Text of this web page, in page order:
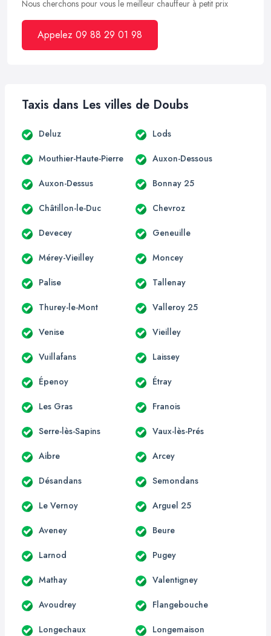
Nous cherchons pour vous le meilleur chauffeur à petit prix
Appelez 09 88 29 01 98
Taxis dans Les villes de Doubs
Deluz Lods
Mouthier-Haute-Pierre Auxon-Dessous
Auxon-Dessus Bonnay 25
Châtillon-le-Duc Chevroz
Devecey Geneuille
Mérey-Vieilley Moncey
Palise Tallenay
Thurey-le-Mont Valleroy 25
Venise Vieilley
Vuillafans Laissey
Épenoy Étray
Les Gras Franois
Serre-lès-Sapins Vaux-lès-Prés
Aibre Arcey
Désandans Semondans
Le Vernoy Arguel 25
Aveney Beure
Larnod Pugey
Mathay Valentigney
Avoudrey Flangebouche
Longechaux Longemaison